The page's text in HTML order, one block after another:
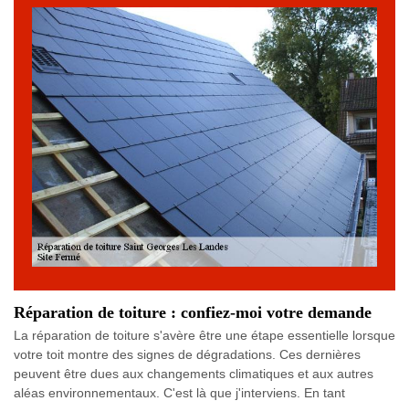
Réparation de toiture : confiez-moi votre demande
La réparation de toiture s'avère être une étape essentielle lorsque
votre toit montre des signes de dégradations. Ces dernières
peuvent être dues aux changements climatiques et aux autres
aléas environnementaux. C'est là que j'interviens. En tant